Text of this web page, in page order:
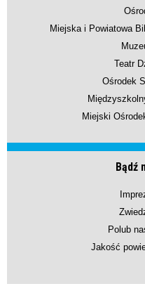
Miejska i Powiatowa
Teatr
Ośrodek
Miejski
Bądź
Polub
Jakość